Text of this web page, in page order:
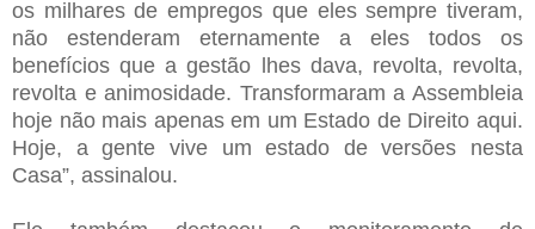
os milhares de empregos que eles sempre tiveram,
não estenderam eternamente a eles todos os
benefícios que a gestão lhes dava, revolta, revolta,
revolta e animosidade. Transformaram a Assembleia
hoje não mais apenas em um Estado de Direito aqui.
Hoje, a gente vive um estado de versões nesta
Casa”, assinalou.